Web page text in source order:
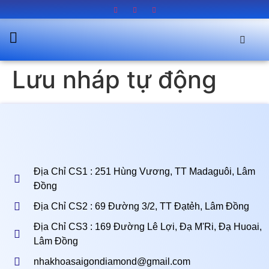
Lưu nháp tự động
Địa Chỉ CS1 : 251 Hùng Vương, TT Madaguôi, Lâm
Đồng
Địa Chỉ CS2 : 69 Đường 3/2, TT Đạtẻh, Lâm Đồng
Địa Chỉ CS3 : 169 Đường Lê Lợi, Đạ M'Ri, Đạ Huoai,
Lâm Đồng
nhakhoasaigondiamond@gmail.com